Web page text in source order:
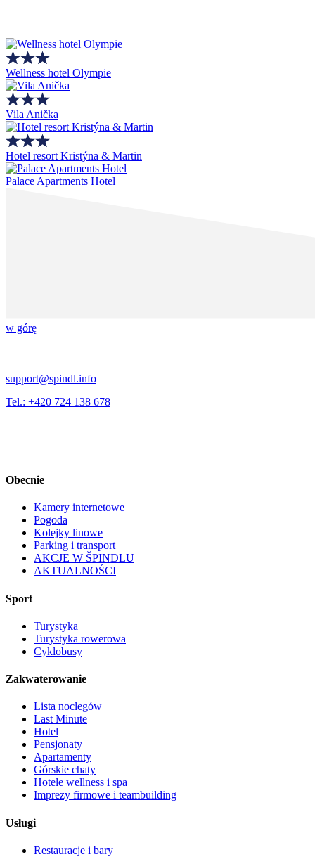
Wellness hotel Olympie
Vila Anička
Hotel resort Kristýna & Martin
Palace Apartments Hotel
w górę
support@spindl.info
Tel.: +420 724 138 678
Obecnie
Kamery internetowe
Pogoda
Kolejky linowe
Parking i transport
AKCJE W ŠPINDLU
AKTUALNOŚCI
Sport
Turystyka
Turystyka rowerowa
Cyklobusy
Zakwaterowanie
Lista noclegów
Last Minute
Hotel
Pensjonaty
Apartamenty
Górskie chaty
Hotele wellness i spa
Imprezy firmowe i teambuilding
Usługi
Restauracje i bary